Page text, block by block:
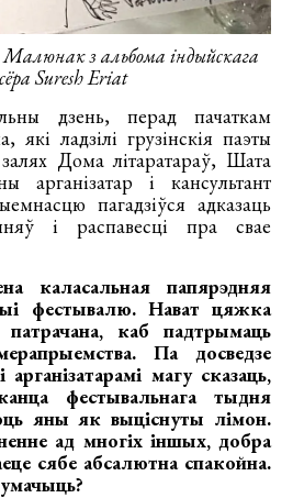
з альбома індыйскага
Suresh Eriat
дзень, перад пачаткам
які ладзілі грузінскія паэты
Дома літаратараў, Шата
арганізатар і кансультант
пагадзіўся адказаць
і распавесці пра свае
каласальная папярэдняя
фестывалю. Нават цяжка
патрачана, каб падтрымаць
Па досведзе
магу сказаць,
фестывальнага тыдня
яны як выціснуты лімон.
ад многіх іншых, добра
сябе абсалютна спакойна.